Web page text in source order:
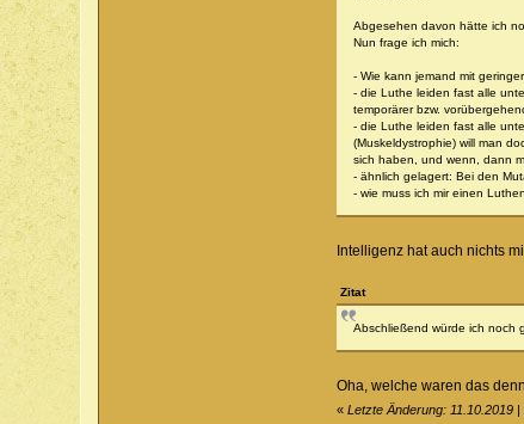
Abgesehen davon hätte ich
Nun frage ich mich:
- Wie kann jemand mit
- die Luthe leiden fast alle
temporärer bzw.
- die Luthe leiden fast alle
(Muskeldystrophie) will man
sich haben, und wenn, dann
- ähnlich gelagert: Bei den
- wie muss ich mir einen
Intelligenz hat auch nichts
Zitat
Abschließend würde ich noch
Oha, welche waren das
« Letzte Änderung: 11.10.2019